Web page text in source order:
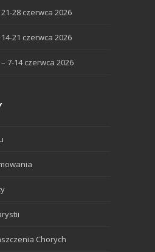
28 czerwca 2026
21 czerwca 2026
7-14 czerwca 2026
Chorych